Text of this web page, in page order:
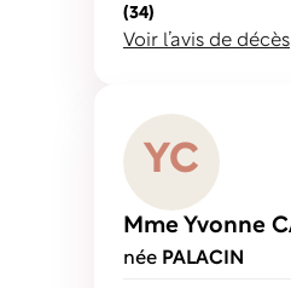
(34)
Voir l’avis de décès
YC
Mme Yvonne
née PALACIN